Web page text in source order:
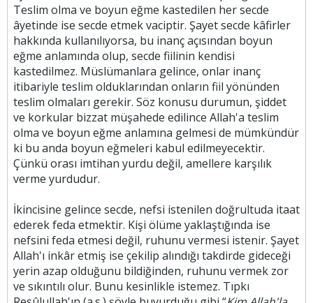
Teslim olma ve boyun eğme kastedilen her secde
âyetinde ise secde etmek vaciptir. Şayet secde kâfirler
hakkında kullanılıyorsa, bu inanç açısından boyun
eğme anlamında olup, secde fiilinin kendisi
kastedilmez. Müslümanlara gelince, onlar inanç
itibariyle teslim olduklarından onların fiil yönünden
teslim olmaları gerekir. Söz konusu durumun, şiddet
ve korkular bizzat müşahede edilince Allah'a teslim
olma ve boyun eğme anlamına gelmesi de mümkündür
ki bu anda boyun eğmeleri kabul edilmeyecektir.
Çünkü orası imtihan yurdu değil, amellere karşılık
verme yurdudur.
İkincisine gelince secde, nefsi istenilen doğrultuda itaat
ederek feda etmektir. Kişi ölüme yaklaştığında ise
nefsini feda etmesi değil, ruhunu vermesi istenir. Şayet
Allah'ı inkâr etmiş ise çekilip alındığı takdirde gideceği
yerin azap olduğunu bildiğinden, ruhunu vermek zor
ve sıkıntılı olur. Bunu kesinlikle istemez. Tıpkı